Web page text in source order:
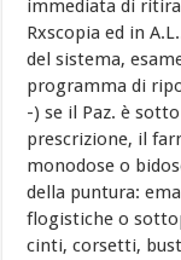
immediata di
Rxscopia ed in
del sistema,
programma di
-) se il Paz. è
prescrizione, il
monodose o
della puntura:
flogistiche o
cinti, corsetti,